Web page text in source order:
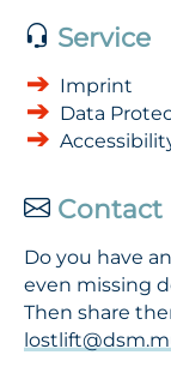
Service
Imprint
Data
Contact
Do you have
even missing
Then share